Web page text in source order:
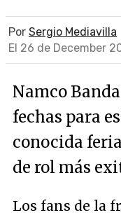
Por Sergio Mediavilla
El 26 de December
Namco
fechas para
conocida
de rol más
Los fans de la